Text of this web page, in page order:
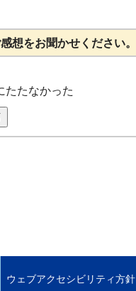
想をお聞かせください。
たたなかった
ウェブアクセシビリティ方針